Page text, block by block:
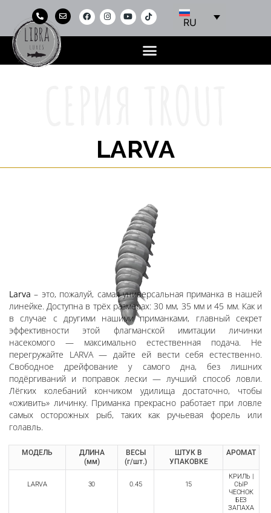
RU
LARVA
Larva – это, пожалуй, самая универсальная приманка в нашей
линейке. Доступна в трёх размерах: 30 мм, 35 мм и 45 мм. Как и
в случае с другими нашими приманками, главный секрет
эффективности этой флагманской имитации личинки
насекомого — максимально естественная подача. Не
перегружайте LARVA — дайте ей вести себя естественно.
Свободное дрейфование у самого дна, без лишних
подёргиваний и поправок лески — лучший способ ловли.
Лёгких колебаний кончиком удилища достаточно, чтобы
«оживить» личинку. Приманка прекрасно работает при ловле
самых осторожных рыб, таких как ручьевая форель или
голавль.
МОДЕЛЬ
ДЛИНА
(мм)
ВЕСЫ
(г/шт.)
ШТУК В
УПАКОВКЕ
АРОМАТ
LARVA 30 0.45 15
КРИЛЬ |
СЫР
ЧЕСНОК
БЕЗ
ЗАПАХА